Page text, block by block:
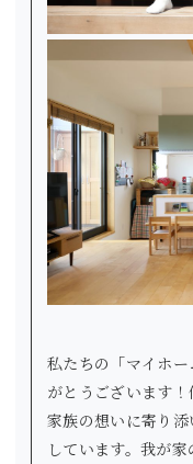
私たちの「マイホ
がとうございます
家族の想いに寄り
しています。我が